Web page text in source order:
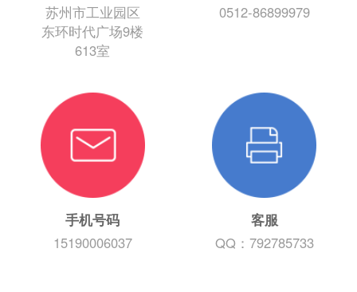
苏州市工业园区
东环时代广场9楼
613室
0512-86899979
手机号码
15190006037
客服
QQ：792785733